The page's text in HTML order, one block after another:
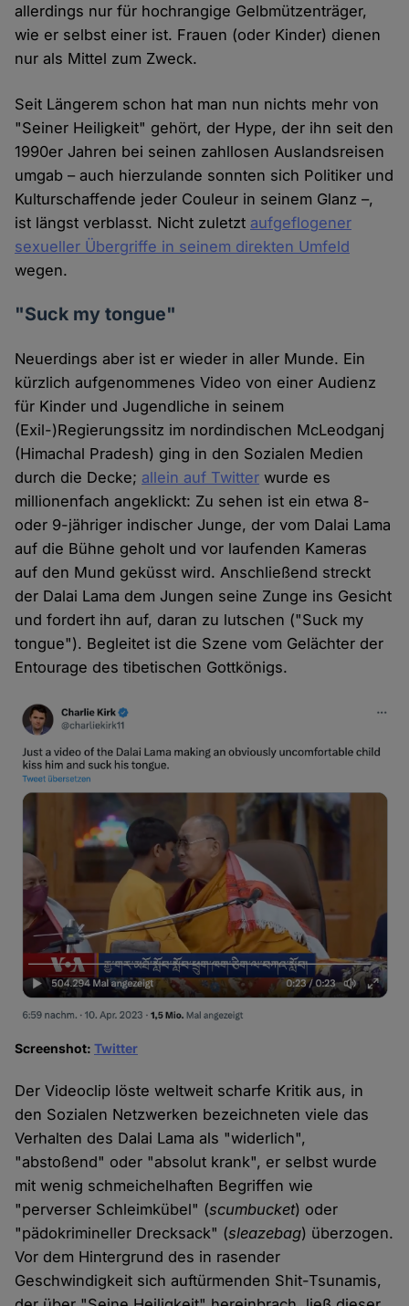
allerdings nur für hochrangige Gelbmützenträger,
wie er selbst einer ist. Frauen (oder Kinder) dienen
nur als Mittel zum Zweck.
Seit Längerem schon hat man nun nichts mehr von
"Seiner Heiligkeit" gehört, der Hype, der ihn seit den
1990er Jahren bei seinen zahllosen Auslandsreisen
umgab – auch hierzulande sonnten sich Politiker und
Kulturschaffende jeder Couleur in seinem Glanz –,
ist längst verblasst. Nicht zuletzt aufgeflogener
sexueller Übergriffe in seinem direkten Umfeld
wegen.
"Suck my tongue"
Neuerdings aber ist er wieder in aller Munde. Ein
kürzlich aufgenommenes Video von einer Audienz
für Kinder und Jugendliche in seinem
(Exil-)Regierungssitz im nordindischen McLeodganj
(Himachal Pradesh) ging in den Sozialen Medien
durch die Decke; allein auf Twitter wurde es
millionenfach angeklickt: Zu sehen ist ein etwa 8-
oder 9-jähriger indischer Junge, der vom Dalai Lama
auf die Bühne geholt und vor laufenden Kameras
auf den Mund geküsst wird. Anschließend streckt
der Dalai Lama dem Jungen seine Zunge ins Gesicht
und fordert ihn auf, daran zu lutschen ("Suck my
tongue"). Begleitet ist die Szene vom Gelächter der
Entourage des tibetischen Gottkönigs.
Screenshot:Twitter
Der Videoclip löste weltweit scharfe Kritik aus, in
den Sozialen Netzwerken bezeichneten viele das
Verhalten des Dalai Lama als "widerlich",
"abstoßend" oder "absolut krank", er selbst wurde
mit wenig schmeichelhaften Begriffen wie
"perverser Schleimkübel" (scumbucket) oder
"pädokrimineller Drecksack" (sleazebag) überzogen.
Vor dem Hintergrund des in rasender
Geschwindigkeit sich auftürmenden Shit-Tsunamis,